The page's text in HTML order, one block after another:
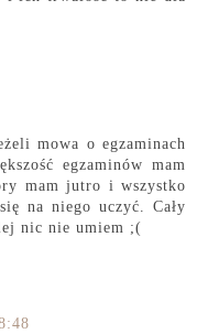
mowa o egzaminach
egzaminów mam
mam jutro i wszystko
na niego uczyć. Cały
nic nie umiem ;(